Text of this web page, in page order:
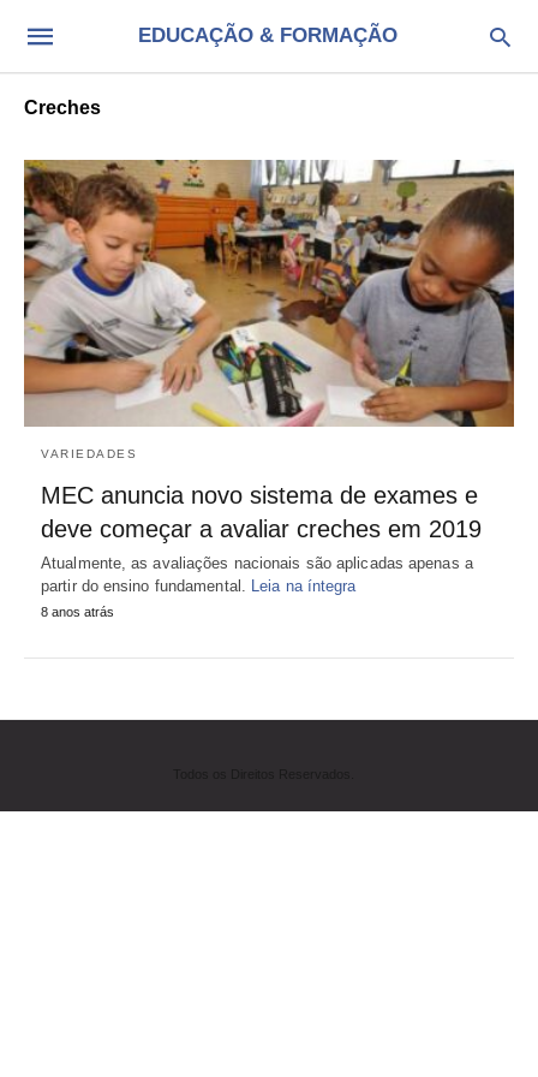
EDUCAÇÃO & FORMAÇÃO
Creches
VARIEDADES
MEC anuncia novo sistema de exames e
deve começar a avaliar creches em 2019
Atualmente, as avaliações nacionais são aplicadas apenas a
partir do ensino fundamental. Leia na íntegra
8 anos atrás